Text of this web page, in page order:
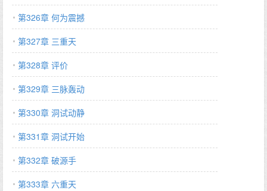
第326章 何为震撼
第327章 三重天
第328章 评价
第329章 三脉轰动
第330章 洞试动静
第331章 洞试开始
第332章 破源手
第333章 六重天